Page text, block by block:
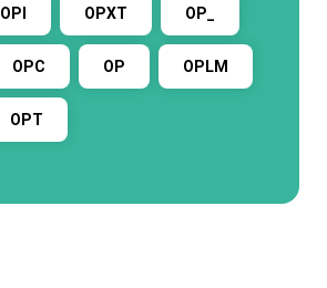
OPI OPXT OP_
OPC OP OPLM
OPT